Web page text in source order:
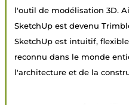
l'outil de modélisation 3D.
SketchUp est devenu
SketchUp est intuitif,
reconnu dans le monde
l'architecture et de la